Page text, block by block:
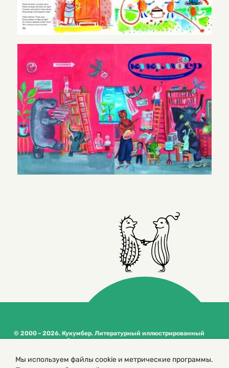
© 2000 – 2026. Кукумбер. Литературный иллюстрированный
журнал для детей
сайта
Мы используем файлы cookie и метрические программы.